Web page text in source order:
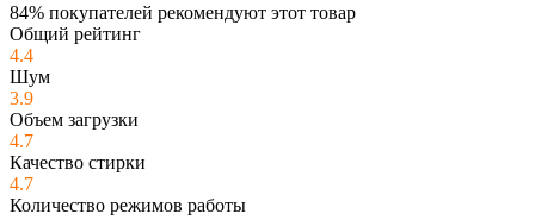
84% покупателей рекомендуют этот товар
Общий рейтинг
4.4
Шум
3.9
Объем загрузки
4.7
Качество стирки
4.7
Количество режимов работы